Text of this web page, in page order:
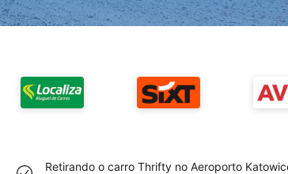
Retirando o carro Thrifty no Aeroporto